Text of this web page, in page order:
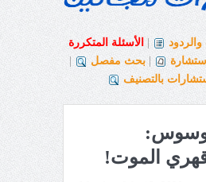
الأسئلة المتكررة
بحث مفصل
بالتصنيف
الموت!